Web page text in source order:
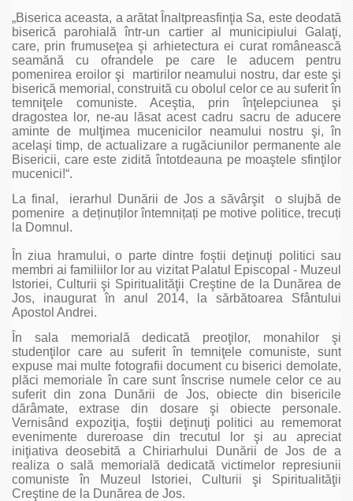
„Biserica aceasta, a arătat Înaltpreasfinţia Sa, este deodată
biserică parohială într-un cartier al municipiului Galaţi,
care, prin frumuseţea şi arhietectura ei curat românească
seamănă cu ofrandele pe care le aducem pentru
pomenirea eroilor şi martirilor neamului nostru, dar este şi
biserică memorial, construită cu obolul celor ce au suferit în
temniţele comuniste. Aceştia, prin înţelepciunea şi
dragostea lor, ne-au lăsat acest cadru sacru de aducere
aminte de mulţimea mucenicilor neamului nostru şi, în
acelaşi timp, de actualizare a rugăciunilor permanente ale
Bisericii, care este zidită întotdeauna pe moaştele sfinţilor
mucenici!“.
La final, ierarhul Dunării de Jos a săvârşit o slujbă de
pomenire a deținuților întemnițați pe motive politice, trecuți
la Domnul.
În ziua hramului, o parte dintre foştii deţinuţi politici sau
membri ai familiilor lor au vizitat Palatul Episcopal - Muzeul
Istoriei, Culturii şi Spiritualităţii Creştine de la Dunărea de
Jos, inaugurat în anul 2014, la sărbătoarea Sfântului
Apostol Andrei.
În sala memorială dedicată preoţilor, monahilor şi
studenţilor care au suferit în temniţele comuniste, sunt
expuse mai multe fotografii document cu biserici demolate,
plăci memoriale în care sunt înscrise numele celor ce au
suferit din zona Dunării de Jos, obiecte din bisericile
dărâmate, extrase din dosare şi obiecte personale.
Vernisând expoziţia, foştii deţinuţi politici au rememorat
evenimente dureroase din trecutul lor şi au apreciat
iniţiativa deosebită a Chiriarhului Dunării de Jos de a
realiza o sală memorială dedicată victimelor represiunii
comuniste în Muzeul Istoriei, Culturii şi Spiritualităţii
Creştine de la Dunărea de Jos.